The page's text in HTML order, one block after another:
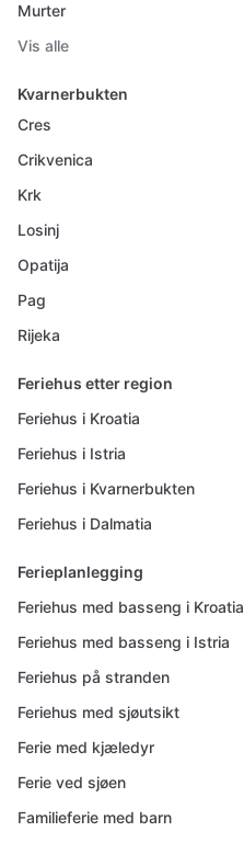
Murter
Vis alle
Kvarnerbukten
Cres
Crikvenica
Krk
Losinj
Opatija
Pag
Rijeka
Feriehus etter region
Feriehus i Kroatia
Feriehus i Istria
Feriehus i Kvarnerbukten
Feriehus i Dalmatia
Ferieplanlegging
Feriehus med basseng i Kroatia
Feriehus med basseng i Istria
Feriehus på stranden
Feriehus med sjøutsikt
Ferie med kjæledyr
Ferie ved sjøen
Familieferie med barn